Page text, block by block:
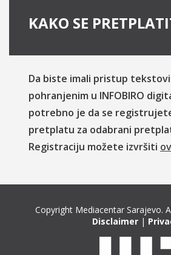
KAKO SE
Da biste imali pristup
pohranjenim u INFOBIRO
potrebno je da se
pretplatu za odabrani
Registraciju možete izvršiti
Copyright Mediacentar Sarajevo.
Disclaimer |